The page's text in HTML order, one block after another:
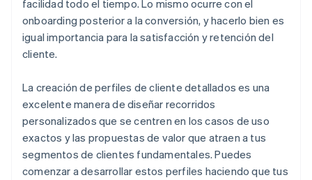
facilidad todo el tiempo. Lo mismo ocurre con el
onboarding posterior a la conversión, y hacerlo bien es
igual importancia para la satisfacción y retención del
cliente.
La creación de perfiles de cliente detallados es una
excelente manera de diseñar recorridos
personalizados que se centren en los casos de uso
exactos y las propuestas de valor que atraen a tus
segmentos de clientes fundamentales. Puedes
comenzar a desarrollar estos perfiles haciendo que tus